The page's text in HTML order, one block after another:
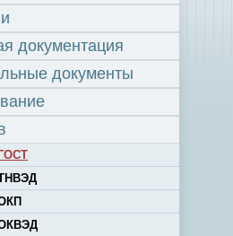
документация
документы